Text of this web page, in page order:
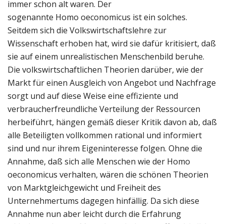
immer schon alt waren. Der
sogenannte Homo oeconomicus ist ein solches.
Seitdem sich die Volkswirtschaftslehre zur
Wissenschaft erhoben hat, wird sie dafür kritisiert, daß
sie auf einem unrealistischen Menschenbild beruhe.
Die volkswirtschaftlichen Theorien darüber, wie der
Markt für einen Ausgleich von Angebot und Nachfrage
sorgt und auf diese Weise eine effiziente und
verbraucherfreundliche Verteilung der Ressourcen
herbeiführt, hängen gemäß dieser Kritik davon ab, daß
alle Beteiligten vollkommen rational und informiert
sind und nur ihrem Eigeninteresse folgen. Ohne die
Annahme, daß sich alle Menschen wie der Homo
oeconomicus verhalten, wären die schönen Theorien
von Marktgleichgewicht und Freiheit des
Unternehmertums dagegen hinfällig. Da sich diese
Annahme nun aber leicht durch die Erfahrung